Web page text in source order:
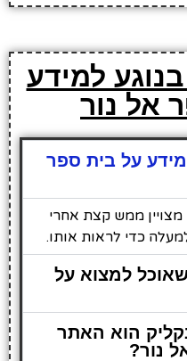
למידע
אל נור
על בית ספר
ממש קצת אחרי
כדי לראות אותו.
למצוא על
הוא האתר
נור?